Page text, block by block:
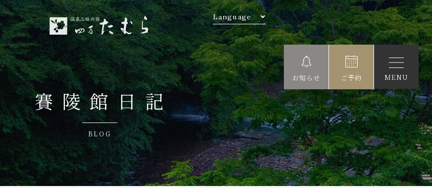
Language
賽陵館日記
BLOG
お知らせ ご予約 MENU